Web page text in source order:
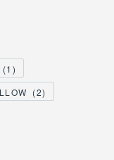
(1 )
(2)